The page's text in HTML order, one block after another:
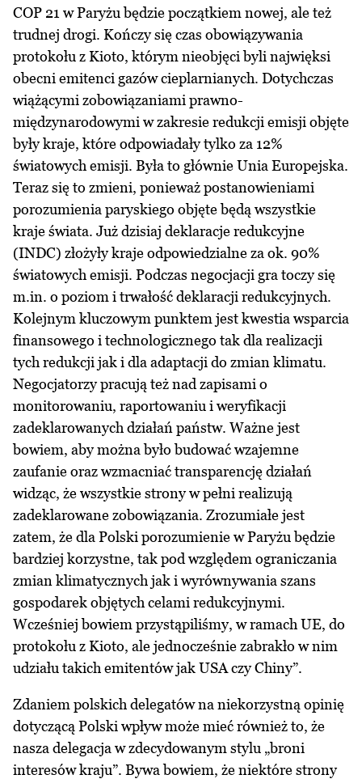
COP 21 w Paryżu będzie początkiem nowej, ale też
trudnej drogi. Kończy się czas obowiązywania
protokołu z Kioto, którym nieobjęci byli najwięksi
obecni emitenci gazów cieplarnianych. Dotychczas
wiążącymi zobowiązaniami prawno-
międzynarodowymi w zakresie redukcji emisji objęte
były kraje, które odpowiadały tylko za 12%
światowych emisji. Była to głównie Unia Europejska.
Teraz się to zmieni, ponieważ postanowieniami
porozumienia paryskiego objęte będą wszystkie
kraje świata. Już dzisiaj deklaracje redukcyjne
(INDC) złożyły kraje odpowiedzialne za ok. 90%
światowych emisji. Podczas negocjacji gra toczy się
m.in. o poziom i trwałość deklaracji redukcyjnych.
Kolejnym kluczowym punktem jest kwestia wsparcia
finansowego i technologicznego tak dla realizacji
tych redukcji jak i dla adaptacji do zmian klimatu.
Negocjatorzy pracują też nad zapisami o
monitorowaniu, raportowaniu i weryfikacji
zadeklarowanych działań państw. Ważne jest
bowiem, aby można było budować wzajemne
zaufanie oraz wzmacniać transparencję działań
widząc, że wszystkie strony w pełni realizują
zadeklarowane zobowiązania. Zrozumiałe jest
zatem, że dla Polski porozumienie w Paryżu będzie
bardziej korzystne, tak pod względem ograniczania
zmian klimatycznych jak i wyrównywania szans
gospodarek objętych celami redukcyjnymi.
Wcześniej bowiem przystąpiliśmy, w ramach UE, do
protokołu z Kioto, ale jednocześnie zabrakło w nim
udziału takich emitentów jak USA czy Chiny”.
Zdaniem polskich delegatów na niekorzystną opinię
dotyczącą Polski wpływ może mieć również to, że
nasza delegacja w zdecydowanym stylu „broni
interesów kraju”. Bywa bowiem, że niektóre strony